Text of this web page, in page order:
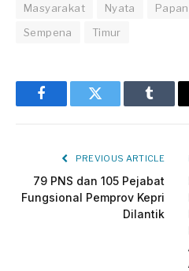
Masyarakat
Nyata Papan
Sempena
Timur
FacebookTwitter
PREVIOUS ARTICLE
79 PNS dan 105 Pejabat
Fungsional Pemprov Kepri
Dilantik